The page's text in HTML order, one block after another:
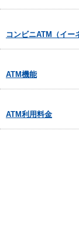
コンビニATM（イー
ATM機能
ATM利用料金